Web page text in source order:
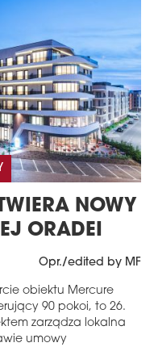
NOWY
ORADEI
Opr./edited by MF
obiektu Mercure
90 pokoi, to 26.
zarządza lokalna
umowy